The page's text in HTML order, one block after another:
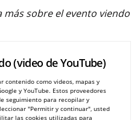
más sobre el evento viendo
(video de YouTube)
contenido como videos, mapas y
y YouTube. Estos proveedores
seguimiento para recopilar y
"Permitir y continuar", usted
las cookies utilizadas para